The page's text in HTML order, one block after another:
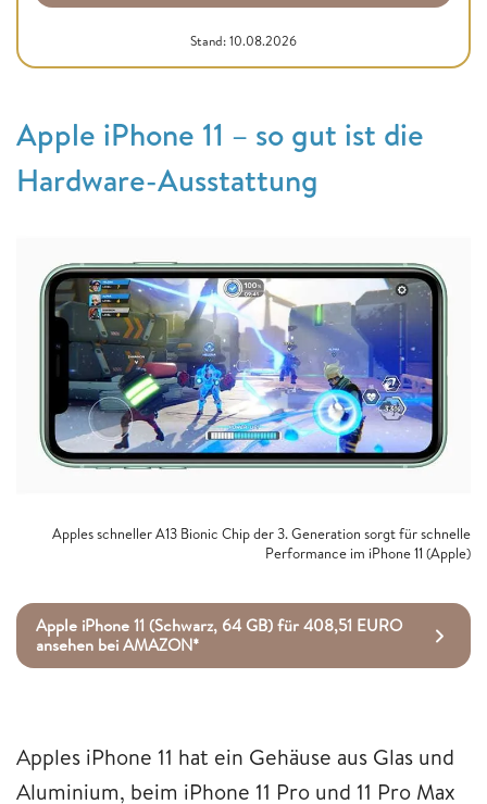
Stand: 10.08.2026
Apple iPhone 11 – so gut ist die
Hardware-Ausstattung
Apples schneller A13 Bionic Chip der 3. Generation sorgt für schnelle
Performance im iPhone 11 (Apple)
Apple iPhone 11 (Schwarz, 64 GB) für 408,51 EURO
ansehen bei AMAZON*
Apples iPhone 11 hat ein Gehäuse aus Glas und
Aluminium, beim iPhone 11 Pro und 11 Pro Max